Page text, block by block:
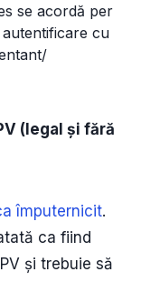
se acordă per
cu
(legal și fără
împuternicit.
ca fiind
și trebuie să